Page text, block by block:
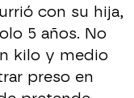
con su hija,
5 años. No
kilo y medio
preso en